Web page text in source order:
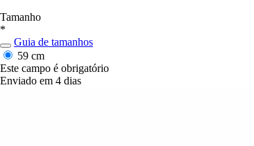
Tamanho
*
Guia de tamanhos
59 cm
Este campo é obrigatório
Enviado em 4 dias